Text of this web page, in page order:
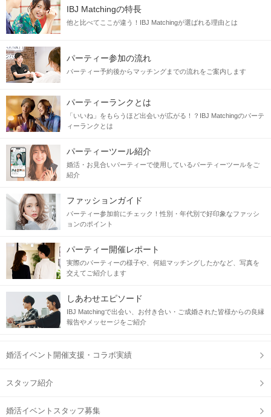
IBJ Matchingの特長
他と比べてここが違う！IBJ Matchingが選ばれる理由とは
パーティー参加の流れ
パーティー予約後からマッチングまでの流れをご案内します
パーティーランクとは
「いいね」をもらうほど出会いが広がる！？IBJ Matchingのパーテ
ィーランクとは
パーティーツール紹介
婚活・お見合いパーティーで使用しているパーティーツールをご
紹介
ファッションガイド
パーティー参加前にチェック！性別・年代別で好印象なファッシ
ョンのポイント
パーティー開催レポート
実際のパーティーの様子や、何組マッチングしたかなど、写真を
交えてご紹介します
しあわせエピソード
IBJ Matchingで出会い、お付き合い・ご成婚された皆様からの良縁
報告やメッセージをご紹介
婚活イベント開催支援・コラボ実績
スタッフ紹介
婚活イベントスタッフ募集